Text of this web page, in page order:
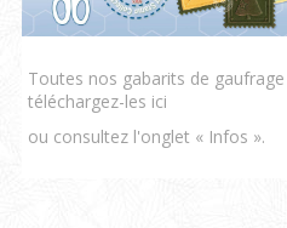
Toutes nos gabarits de
téléchargez-les ici
ou consultez l'onglet « Infos ».